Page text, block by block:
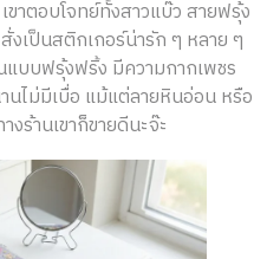
เขาตอบโจทย์ทั้งสาวแบ๊ว สายฟรุ้ง
งเป็นสติกเกอร์น่ารัก ๆ หลาย ๆ
แบบฟรุ้งฟริ้ง มีความกากเพชร
นไม่มีเบื่อ แม้แต่ลายหินอ่อน หรือ
ร้านเขาก็ขายดีนะจ๊ะ